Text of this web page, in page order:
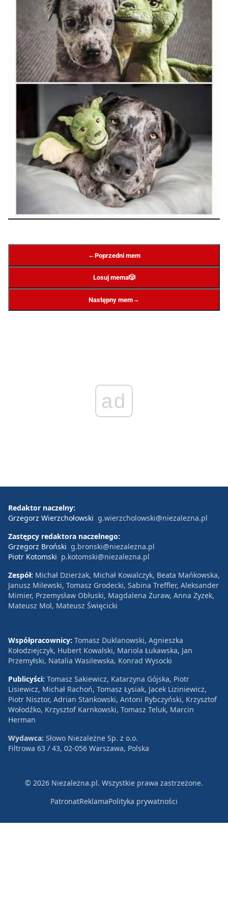
←Poprzedni mem
Losuj mema🎲
Następny mem→
ad
Redaktor naczelny:
Grzegorz Wierzchołowski g.wierzcholowski@niezalezna.pl
Zastępcy redaktora naczelnego:
Grzegorz Broński g.bronski@niezalezna.pl
Piotr Kotomski p.kotomski@niezalezna.pl
Zespół: Michał Dzierżak, Michał Kowalczyk, Beata Mańkowska,
Janusz Milewski, Tomasz Grodecki, Sabina Treffler, Aleksander
Mimier, Przemysław Obłuski, Magdalena Żuraw, Anna Zyzek,
Mateusz Mol, Mateusz Święcicki
Współpracownicy: Tomasz Duklanowski, Agnieszka
Kołodziejczyk, Hubert Kowalski, Mariola Łukawska, Jan
Przemyłski, Natalia Wasilewska, Konrad Wysocki
Publicyści: Tomasz Sakiewicz, Katarzyna Gójska, Piotr
Lisiewicz, Michał Rachoń, Tomasz Łysiak, Jacek Liziniewicz,
Piotr Nisztor, Adrian Stankowski, Antoni Rybczyński, Krzysztof
Wołodźko, Krzysztof Karnkowski, Tomasz Teluk, Marcin
Herman
Wydawca: Słowo Niezależne Sp. z o.o.
Filtrowa 63 / 43, 02-056 Warszawa, Polska
© 2026 Niezależna.pl. Wszystkie prawa zastrzeżone.
PatronatReklamaPolityka prywatności